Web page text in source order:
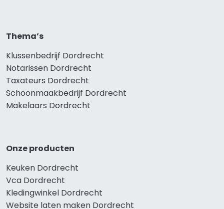
Thema’s
Klussenbedrijf Dordrecht
Notarissen Dordrecht
Taxateurs Dordrecht
Schoonmaakbedrijf Dordrecht
Makelaars Dordrecht
Onze producten
Keuken Dordrecht
Vca Dordrecht
Kledingwinkel Dordrecht
Website laten maken Dordrecht